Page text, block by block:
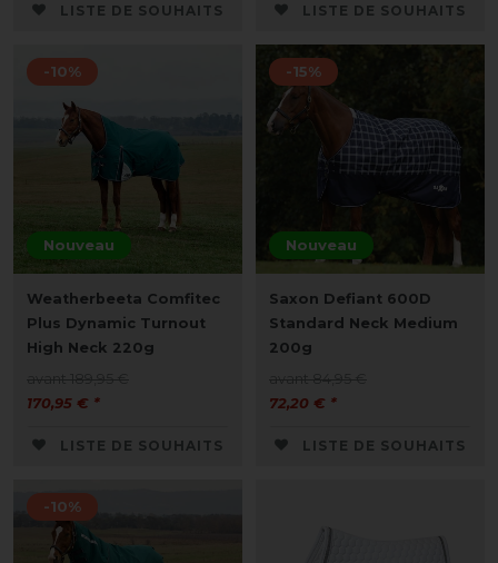
LISTE DE SOUHAITS LISTE DE SOUHAITS
Nouveau
-10%
Weatherbeeta Comfitec
Plus Dynamic Turnout
High Neck 220g
170,95 € *
LISTE DE SOUHAITS
Nouveau
-15%
Saxon Defiant 600D
Standard Neck Medium
200g
72,20 € *
LISTE DE SOUHAITS
-10%